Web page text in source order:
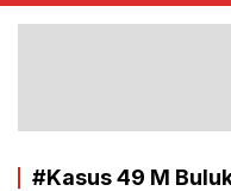
#Kasus 49 M